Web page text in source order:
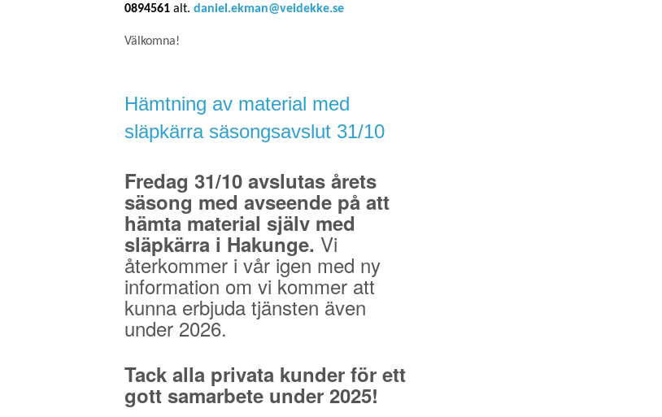
0894561 alt. daniel.ekman@veidekke.se
Välkomna!
Hämtning av material med
släpkärra säsongsavslut 31/10
Fredag 31/10 avslutas årets
säsong med avseende på att
hämta material själv med
släpkärra i Hakunge. Vi
återkommer i vår igen med ny
information om vi kommer att
kunna erbjuda tjänsten även
under 2026.
Tack alla privata kunder för ett
gott samarbete under 2025!